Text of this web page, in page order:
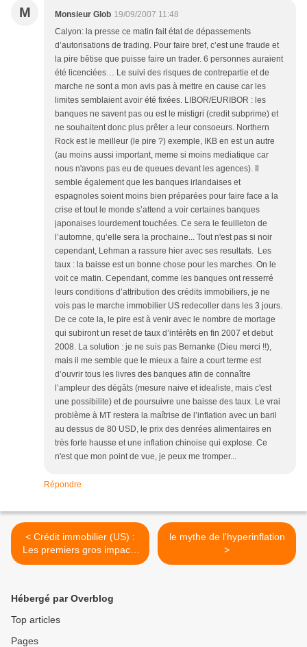
M Monsieur Glob 19/09/2007 11:48
Calyon: la presse ce matin fait état de dépassements
d’autorisations de trading. Pour faire bref, c’est une fraude et
la pire bêtise que puisse faire un trader. 6 personnes auraient
été licenciées… Le suivi des risques de contrepartie et de
marche ne sont a mon avis pas à mettre en cause car les
limites semblaient avoir été fixées. LIBOR/EURIBOR : les
banques ne savent pas ou est le mistigri (credit subprime) et
ne souhaitent donc plus prêter a leur consoeurs. Northern
Rock est le meilleur (le pire ?) exemple, IKB en est un autre
(au moins aussi important, meme si moins mediatique car
nous n'avons pas eu de queues devant les agences). Il
semble également que les banques irlandaises et
espagnoles soient moins bien préparées pour faire face a la
crise et tout le monde s’attend a voir certaines banques
japonaises lourdement touchées. Ce sera le feuilleton de
l’automne, qu’elle sera la prochaine... Tout n'est pas si noir
cependant, Lehman a rassure hier avec ses resultats. Les
taux : la baisse est un bonne chose pour les marches. On le
voit ce matin. Cependant, comme les banques ont resserré
leurs conditions d’attribution des crédits immobiliers, je ne
vois pas le marche immobilier US redecoller dans les 3 jours.
De ce cote la, le pire est à venir avec le nombre de mortage
qui subiront un reset de taux d’intérêts en fin 2007 et debut
2008. La solution : je ne suis pas Bernanke (Dieu merci !!),
mais il me semble que le mieux a faire a court terme est
d’ouvrir tous les livres des banques afin de connaître
l’ampleur des dégâts (mesure naive et idealiste, mais c'est
une possibilite) et de poursuivre une baisse des taux. Le vrai
problème à MT restera la maîtrise de l’inflation avec un baril
au dessus de 80 USD, le prix des denrées alimentaires en
très forte hausse et une inflation chinoise qui explose. Ce
n'est que mon point de vue, je peux me tromper...
Répondre
< Crédit immobilier (US) :
Les premiers gros impacts
de la crise de juillet
le mythe de l'hyperinflation
>
Hébergé par Overblog
Top articles
Pages